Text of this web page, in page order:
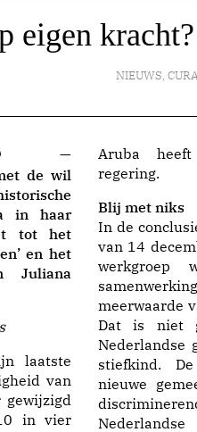
eigen kracht?
NIEUWS,
—
de wil
in haar
tot het
en het
Juliana
laatste
van
in vier
Aruba
regering.
Blij met niks
In de
van 14
werkgroep
meerwaarde
Dat is niet
Nederlandse
stiefkind.
nieuwe